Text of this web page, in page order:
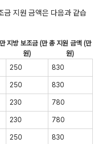
지원 금액은 다음과 같습
지방 보조금 (만
원)
총 지원 금액 (만
원)
250 830
250 830
230 780
230 780
250 830